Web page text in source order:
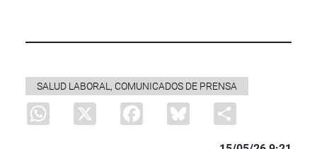
SALUD LABORAL, COMUNICADOS DE PRENSA
WhatsApp
X Facebook Bluesky